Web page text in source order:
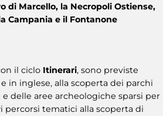
di Marcello, la Necropoli Ostiense,
Campania e il Fontanone
il ciclo Itinerari, sono previste
in inglese, alla scoperta dei parchi
delle aree archeologiche sparsi per
percorsi tematici alla scoperta di